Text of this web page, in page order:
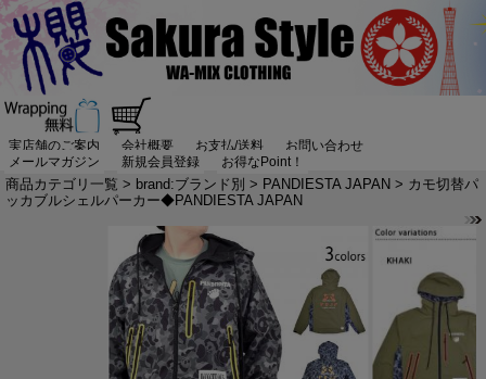
実店舗のご案内 会社概要 お支払/送料
お問い合わせ
メールマガジン
新規会員登録 お得なPoint！
商品カテゴリ一覧 > brand:ブランド別 > PANDIESTA JAPAN > カモ切替パ
ッカブルシェルパーカー◆PANDIESTA JAPAN